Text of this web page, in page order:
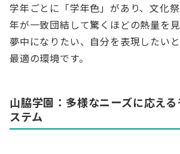
学年ごとに「学年色」があり、文化
年が一致団結して驚くほどの熱量を
夢中になりたい、自分を表現したい
最適の環境です。
山脇学園：多様なニーズに応え
ステム